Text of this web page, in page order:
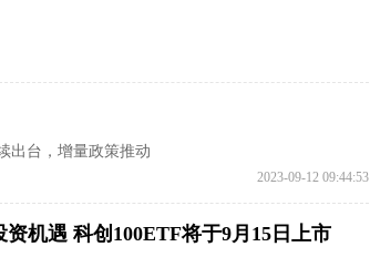
出台，增量政策推动
2023-09-12 09:44:53
机遇 科创100ETF将于9月15日上市